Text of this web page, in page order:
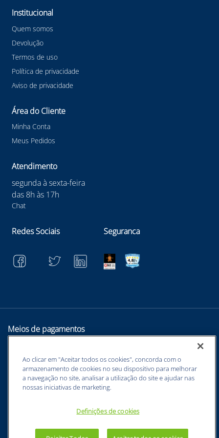
se uma medida preventiva eficaz para evitar acidentes
equipamentos durante procedimentos de manutenção
Bloqueio Não Condutora em Nylon WHB
#GarraDeBloqueio #SegurancaIndustrial
#PrevencaoDeAcidentes
Institucional
Quem somos
Devolução
Termos de uso
Política de privacidade
Aviso de privacidade
Área do Cliente
Minha Conta
Meus Pedidos
Atendimento
segunda à sexta-feira
das 8h às 17h
Chat
Redes Sociais Seguranca
Meios de pagamentos
BUNZL EQUIPAMENTOS PARA PROTEÇÃO INDIVIDUAL. - CNPJ:
Ao clicar em "Aceitar todos os cookies", concorda com o
armazenamento de cookies no seu dispositivo para melhorar
a navegação no site, analisar a utilização do site e ajudar nas
nossas iniciativas de marketing.
Definições de cookies